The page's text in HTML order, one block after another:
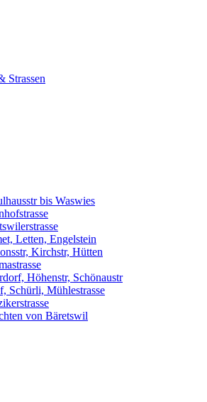
Strassen
bis Waswies
Letten, Engelstein
Kirchstr, Hütten
Höhenstr, Schönaustr
Schürli, Mühlestrasse
von Bäretswil